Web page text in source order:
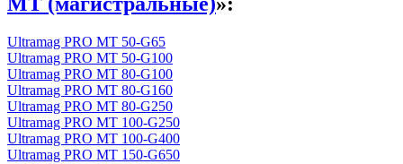
Ultramag PRO MT 50-G65
Ultramag PRO MT 50-G100
Ultramag PRO MT 80-G100
Ultramag PRO MT 80-G160
Ultramag PRO MT 80-G250
Ultramag PRO MT 100-G250
Ultramag PRO MT 100-G400
Ultramag PRO MT 150-G650